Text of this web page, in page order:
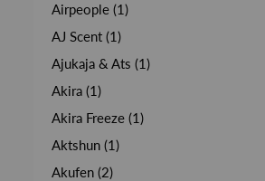
Airpeople (1)
AJ Scent (1)
Ajukaja & Ats (1)
Akira (1)
Akira Freeze (1)
Aktshun (1)
Akufen (2)